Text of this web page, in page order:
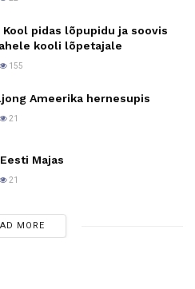
pidas lõpupidu ja soovis
kooli lõpetajale
155
Ameerika hernesupis
21
Majas
21
MORE